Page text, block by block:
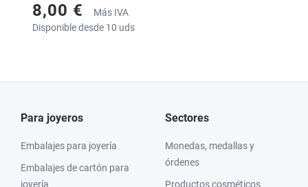
8,00 €
Más IVA
Disponible desde 10 uds
Para joyeros
Embalajes para joyería
Embalajes de cartón para
joyería
Sectores
Monedas, medallas y
órdenes
Productos cosméticos